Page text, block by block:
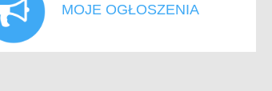
MOJE OGŁOSZENIA